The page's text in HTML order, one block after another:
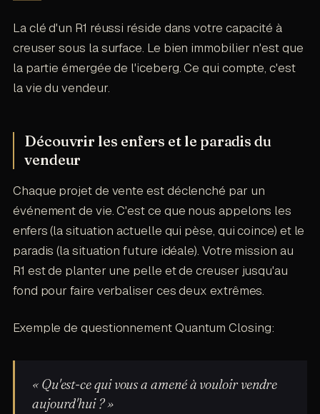
La clé d'un R1 réussi réside dans votre capacité à
creuser sous la surface. Le bien immobilier n'est que
la partie émergée de l'iceberg. Ce qui compte, c'est
la vie du vendeur.
Découvrir les enfers et le paradis du
vendeur
Chaque projet de vente est déclenché par un
événement de vie. C'est ce que nous appelons les
enfers (la situation actuelle qui pèse, qui coince) et le
paradis (la situation future idéale). Votre mission au
R1 est de planter une pelle et de creuser jusqu'au
fond pour faire verbaliser ces deux extrêmes.
Exemple de questionnement Quantum Closing:
« Qu'est-ce qui vous a amené à vouloir vendre
aujourd'hui ? »